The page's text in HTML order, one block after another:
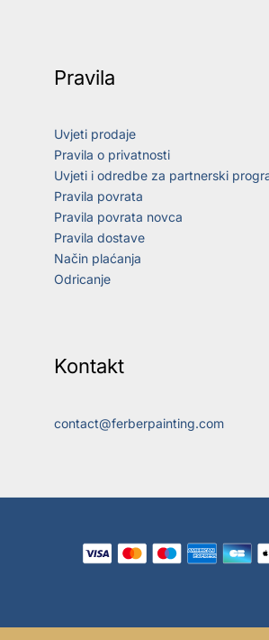
Pravila
Uvjeti prodaje
Pravila o privatnosti
Uvjeti i odredbe za partnerski
Pravila povrata
Pravila povrata novca
Pravila dostave
Način plaćanja
Odricanje
Kontakt
contact@ferberpainting.com